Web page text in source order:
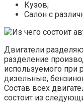
Кузов;
Салон с
Двигатели
разделение
используемого при
дизельные,
Состав всех
состоит из